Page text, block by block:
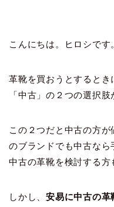
こんにちは。ヒロシです
革靴を買おうとするとき
「中古」の２つの選択肢
この２つだと中古の方
のブランドでも中古なら
中古の革靴を検討する方
しかし、 安易に中古の革